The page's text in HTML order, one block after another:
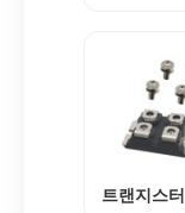
트랜지스터